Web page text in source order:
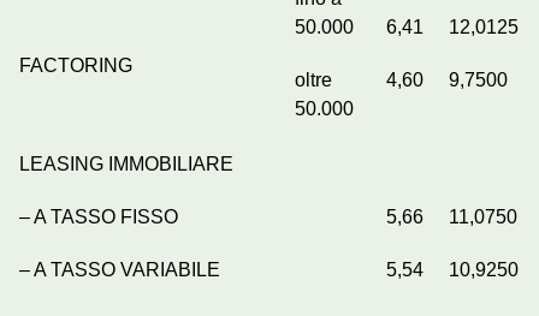
FACTORING
50.000
oltre
50.000
6,41
4,60
12,0125
9,7500
LEASING IMMOBILIARE
– A TASSO FISSO
– A TASSO VARIABILE
5,66
5,54
11,0750
10,9250